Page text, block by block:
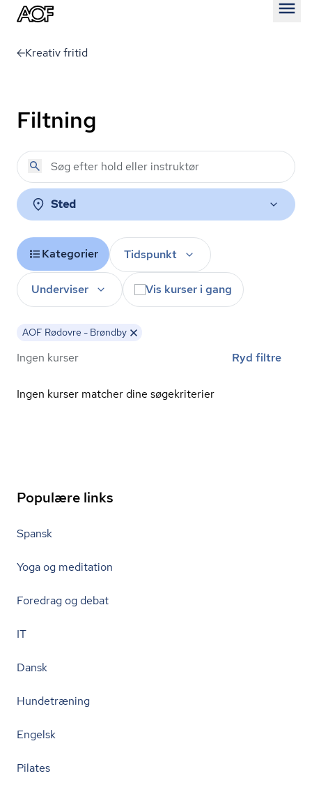
Kreativ fritid
Filtning
Sted
Kategorier Tidspunkt
Underviser Vis kurser i gang
AOF Rødovre - Brøndby
Ingen kurser Ryd filtre
Ingen kurser matcher dine søgekriterier
Populære links
Spansk
Yoga og meditation
Foredrag og debat
IT
Dansk
Hundetræning
Engelsk
Pilates